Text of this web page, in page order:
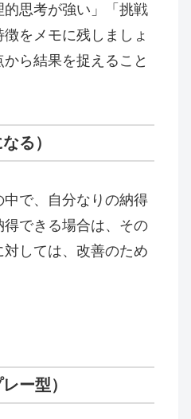
思考が強い」「挑戦
をメモに残しましょ
ら結果を捉えること
る）
で、自分なりの納得
できる場合は、その
しては、改善のため
ー型）